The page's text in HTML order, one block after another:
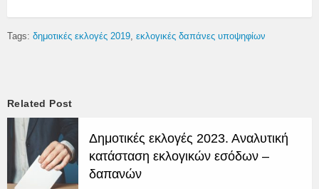
Tags: δημοτικές εκλογές 2019 εκλογικές δαπάνες υποψηφίων
Related Post
Δημοτικές εκλογές 2023. Αναλυτική
κατάσταση εκλογικών εσόδων –
δαπανών